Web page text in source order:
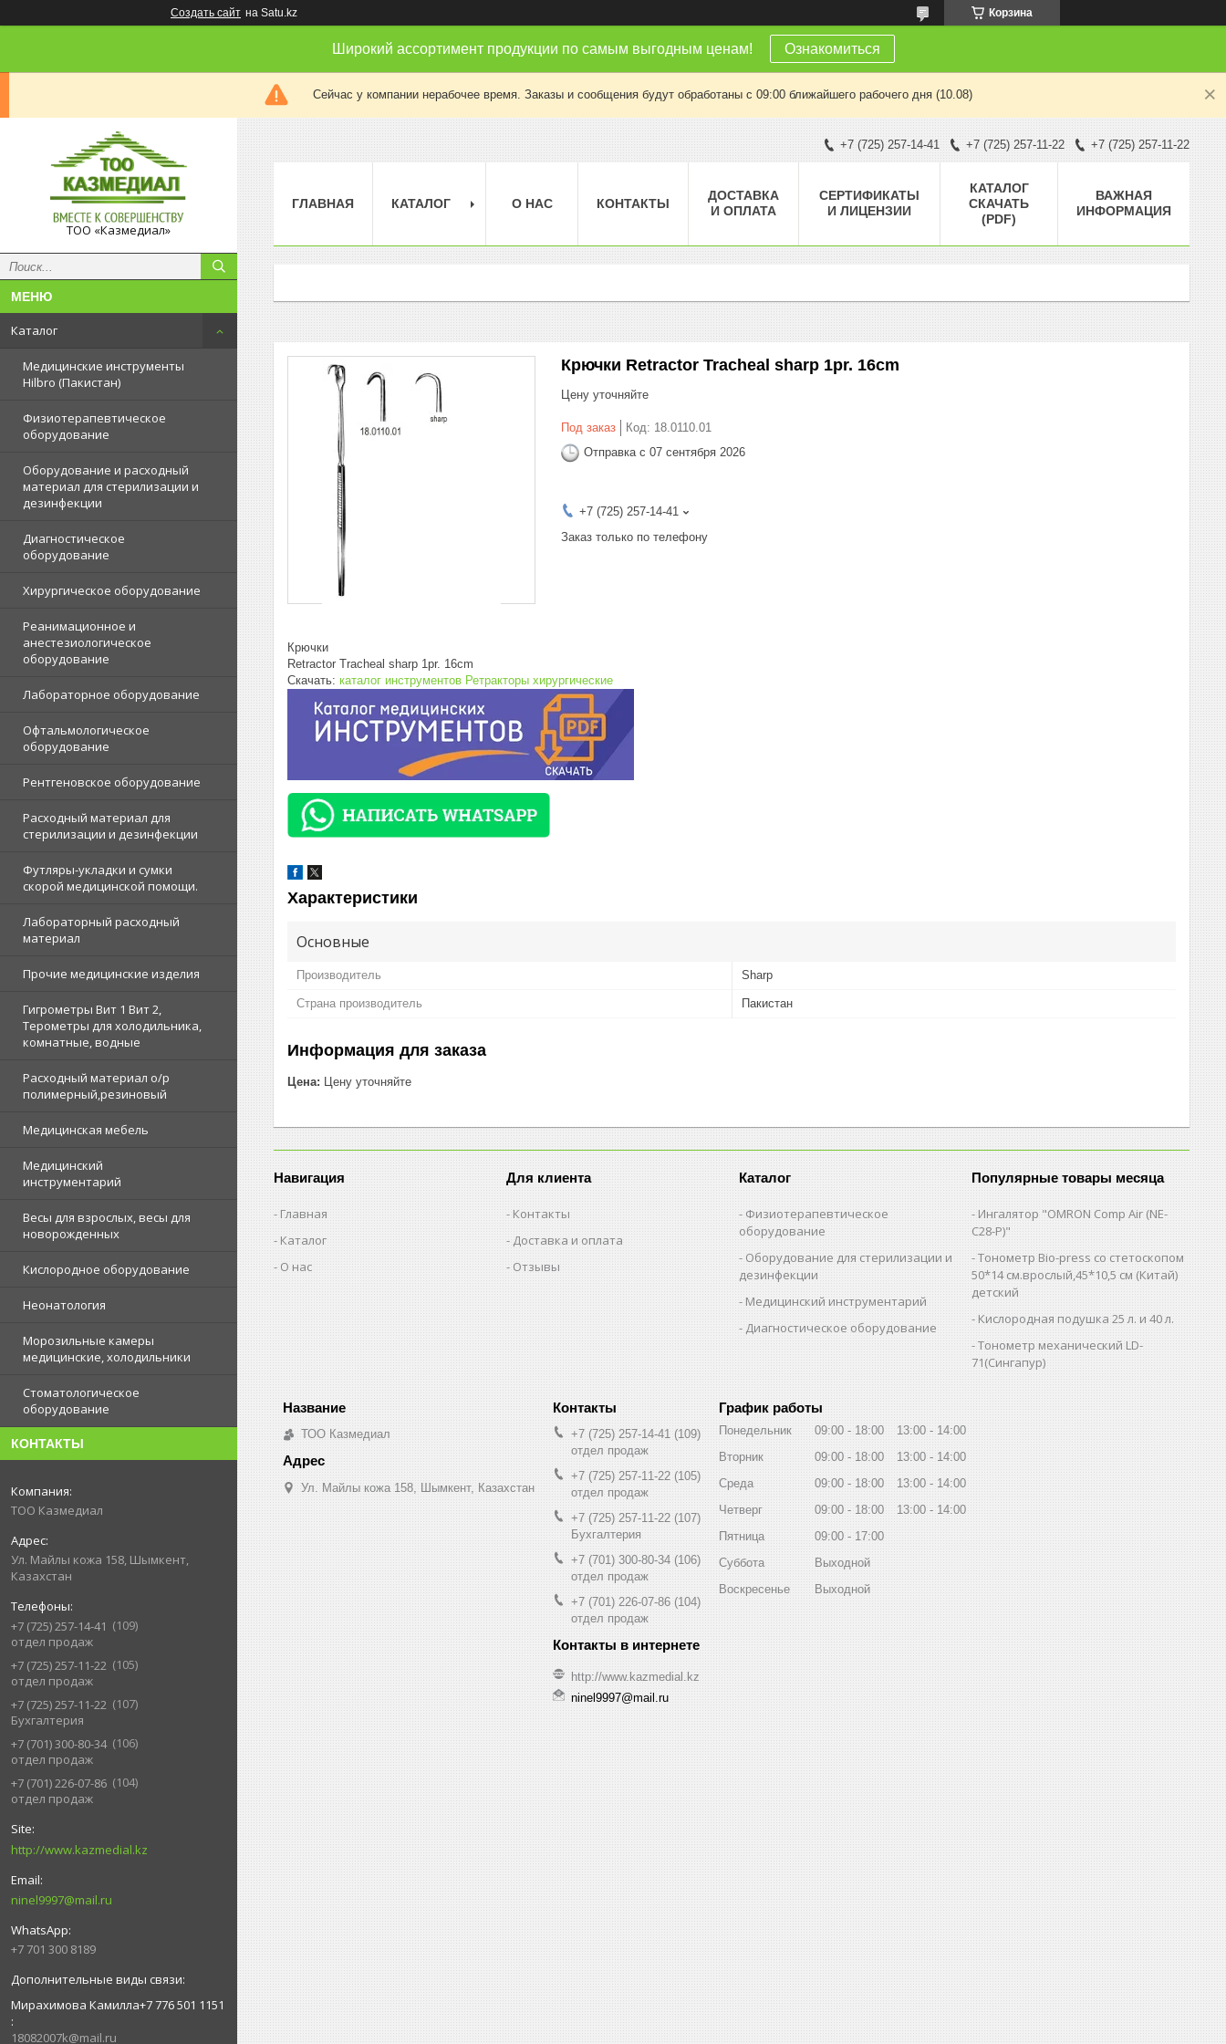
Создать сайт на Satu.kz Корзина
Широкий ассортимент продукции по самым выгодным ценам! Ознакомиться
Сейчас у компании нерабочее время. Заказы и сообщения будут обработаны с 09:00 ближайшего рабочего дня (10.08)
ТОО «Казмедиал»
Каталог
Медицинские инструменты
Hilbro (Пакистан)
Физиотерапевтическое
оборудование
Оборудование и расходный
материал для стерилизации и
дезинфекции
Диагностическое
оборудование
Хирургическое оборудование
Реанимационное и
анестезиологическое
оборудование
Лабораторное оборудование
Офтальмологическое
оборудование
Рентгеновское оборудование
Расходный материал для
стерилизации и дезинфекции
Футляры-укладки и сумки
скорой медицинской помощи.
Лабораторный расходный
материал
Прочие медицинские изделия
Гигрометры Вит 1 Вит 2,
Терометры для холодильника,
комнатные, водные
Расходный материал о/р
полимерный,резиновый
Медицинская мебель
Медицинский
инструментарий
Весы для взрослых, весы для
новорожденных
Кислородное оборудование
Неонатология
Морозильные камеры
медицинские, холодильники
Стоматологическое
оборудование
КОНТАКТЫ
ТОО Казмедиал
Ул. Майлы кожа 158, Шымкент,
Казахстан
+7 (725) 257-14-41
109
отдел продаж
+7 (725) 257-11-22
105
отдел продаж
+7 (725) 257-11-22
107
Бухгалтерия
+7 (701) 300-80-34
106
отдел продаж
+7 (701) 226-07-86
104
отдел продаж
http://www.kazmedial.kz
ninel9997@mail.ru
+7 701 300 8189
Мирахимова Камилла+7 776 501 1151
18082007k@mail.ru
+7 (725) 257-14-41 +7 (725) 257-11-22 +7 (725) 257-11-22
ГЛАВНАЯ КАТАЛОГ О НАС КОНТАКТЫ
ДОСТАВКА
И ОПЛАТА
СЕРТИФИКАТЫ
И ЛИЦЕНЗИИ
КАТАЛОГ
СКАЧАТЬ
(PDF)
ВАЖНАЯ
ИНФОРМАЦИЯ
Крючки Retractor Tracheal sharp 1pr. 16cm
Цену уточняйте
Под заказ Код: 18.0110.01
Отправка с 07 сентября 2026
+7 (725) 257-14-41
Заказ только по телефону
Крючки
Retractor Tracheal sharp 1pr. 16cm
Скачать: каталог инструментов Ретракторы хирургические
Характеристики
Основные
Производитель Sharp
Страна производитель Пакистан
Информация для заказа
Цена: Цену уточняйте
Навигация
Главная
Каталог
О нас
Для клиента
Контакты
Доставка и оплата
Отзывы
Каталог
Физиотерапевтическое
оборудование
Оборудование для стерилизации и
дезинфекции
Медицинский инструментарий
Диагностическое оборудование
Популярные товары месяца
Ингалятор "OMRON Comp Air (NE-
C28-Р)"
Тонометр Bio-press со стетоскопом
50*14 см.врослый,45*10,5 см (Китай)
детский
Кислородная подушка 25 л. и 40 л.
Тонометр механический LD-
71(Сингапур)
ТОО Казмедиал
Ул. Майлы кожа 158, Шымкент, Казахстан
+7 (725) 257-14-41
109
отдел продаж
+7 (725) 257-11-22 105
отдел продаж
+7 (725) 257-11-22 107
Бухгалтерия
+7 (701) 300-80-34 106
отдел продаж
+7 (701) 226-07-86 104
отдел продаж
http://www.kazmedial.kz
ninel9997@mail.ru
График работы
Понедельник 09:00 18:00 13:00
14:00
Вторник
09:00 18:00 13:00
14:00
Среда
09:00 18:00 13:00
14:00
Четверг
09:00 18:00 13:00
14:00
Пятница
09:00
17:00
Суббота
Выходной
Воскресенье
Выходной